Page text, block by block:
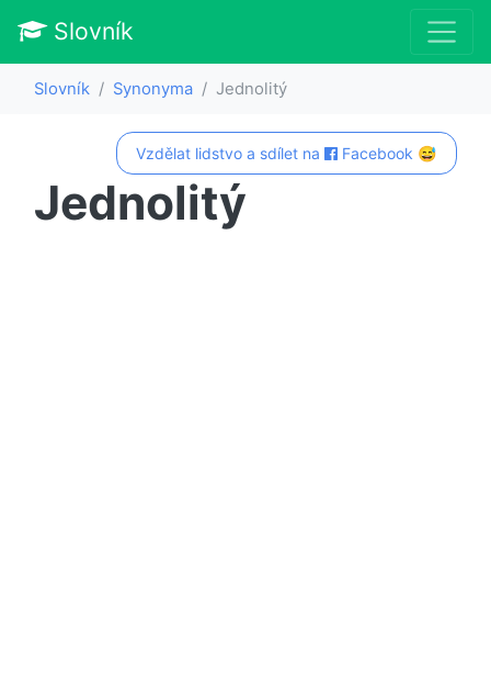
Slovník
Slovník Synonyma Jednolitý
Vzdělat lidstvo a sdílet na Facebook 😅
Jednolitý